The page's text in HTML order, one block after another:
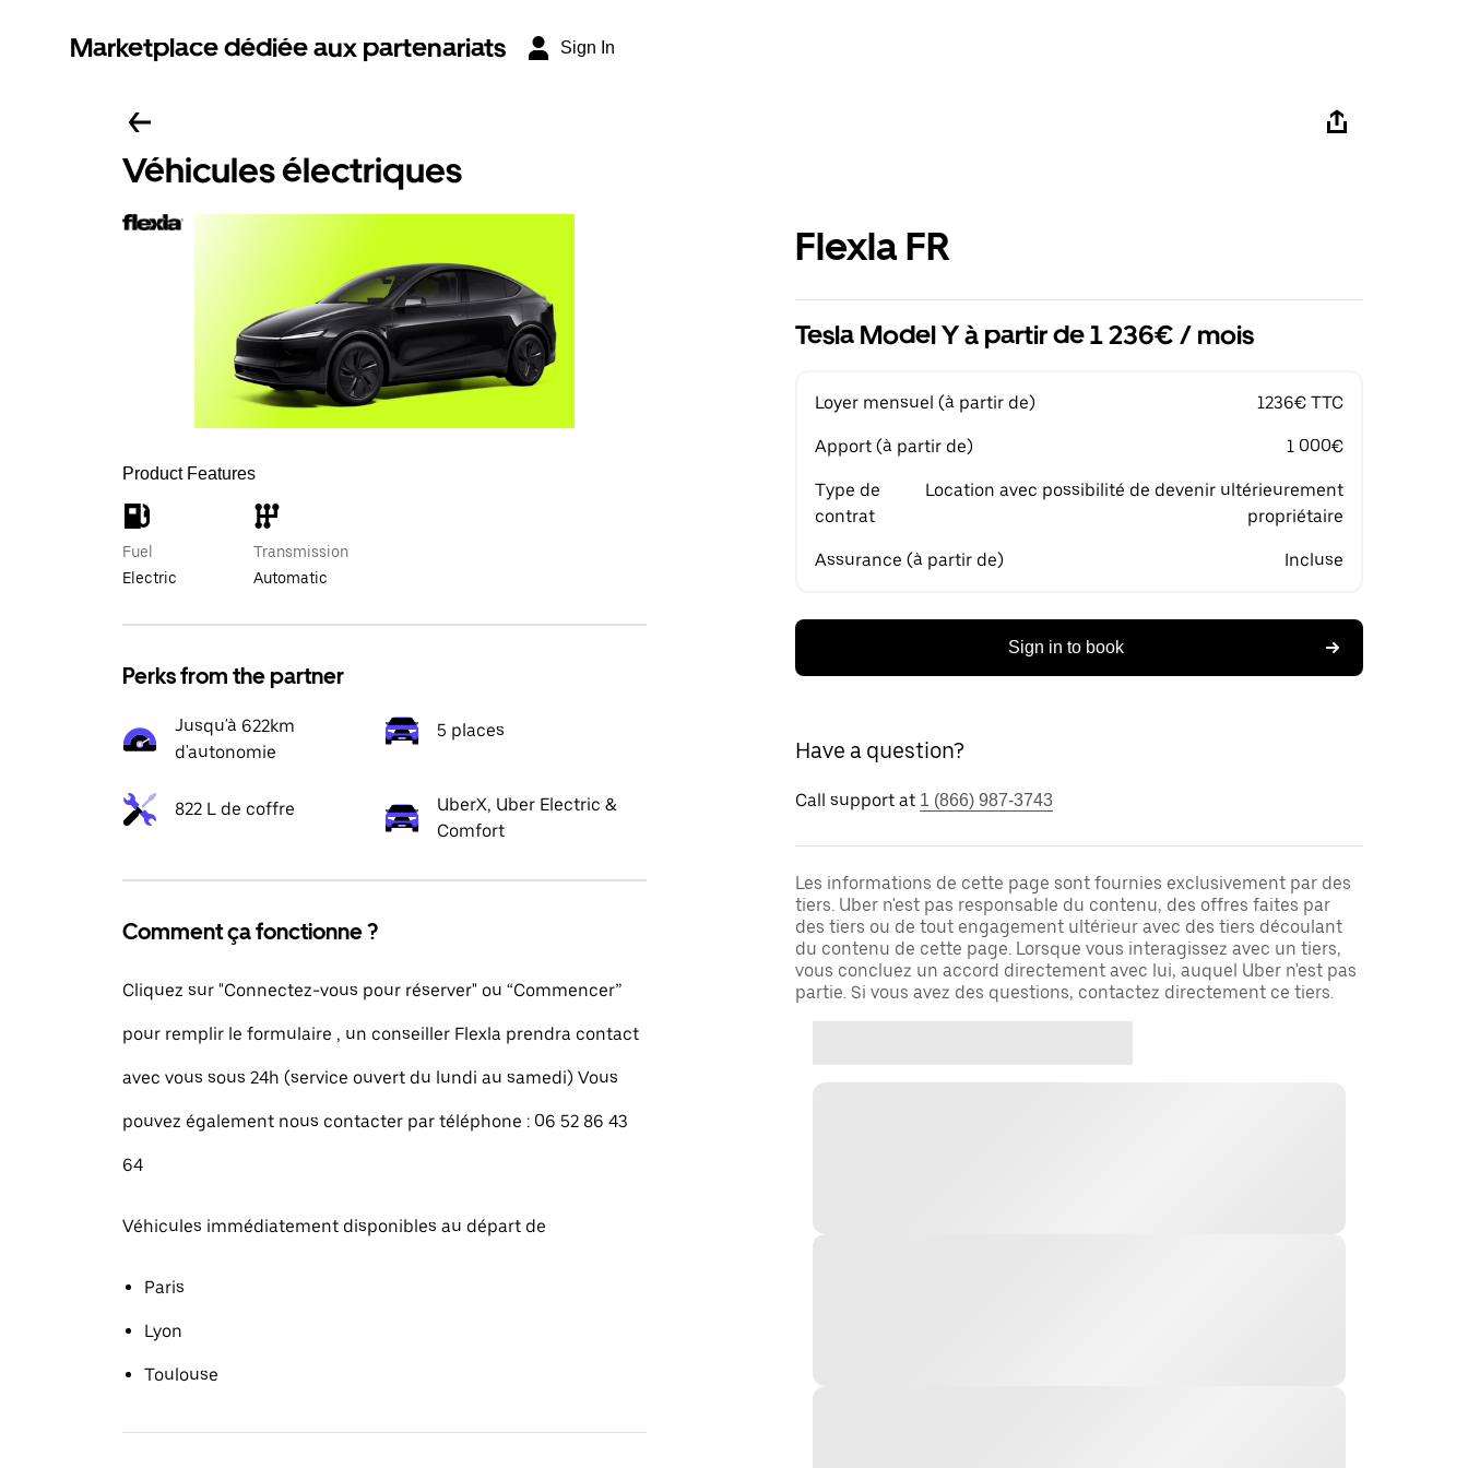
Marketplace dédiée aux partenariats Sign In
Véhicules électriques
Product Features
Fuel
Electric
Transmission
Automatic
Perks from the partner
Jusqu'à 622km
d'autonomie
5 places
822 L de coffre
UberX, Uber Electric &
Comfort
Comment ça fonctionne ?
Cliquez sur "Connectez-vous pour réserver" ou “Commencer”
pour remplir le formulaire , un conseiller Flexla prendra contact
avec vous sous 24h (service ouvert du lundi au samedi) Vous
pouvez également nous contacter par téléphone : 06 52 86 43
64
Véhicules immédiatement disponibles au départ de
Paris
Lyon
Toulouse
Flexla FR
Tesla Model Y à partir de 1 236€ / mois
Loyer mensuel (à partir de) 1236€ TTC
Apport (à partir de) 1 000€
Type de
contrat
Location avec possibilité de devenir ultérieurement
propriétaire
Assurance (à partir de) Incluse
Sign in to book
Have a question?
Call support at 1 (866) 987-3743
Les informations de cette page sont fournies exclusivement par des
tiers. Uber n'est pas responsable du contenu, des offres faites par
des tiers ou de tout engagement ultérieur avec des tiers découlant
du contenu de cette page. Lorsque vous interagissez avec un tiers,
vous concluez un accord directement avec lui, auquel Uber n'est pas
partie. Si vous avez des questions, contactez directement ce tiers.